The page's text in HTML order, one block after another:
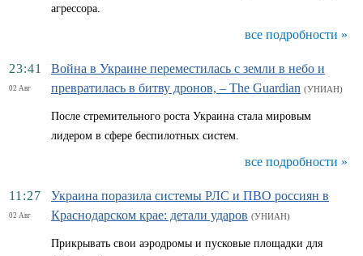
агрессора.
все подробности »
23:41
02 Авг
Война в Украине переместилась с земли в небо и
превратилась в битву дронов, – The Guardian (УНИАН)
После стремительного роста Украина стала мировым
лидером в сфере беспилотных систем.
все подробности »
11:27
02 Авг
Украина поразила системы РЛС и ПВО россиян в
Краснодарском крае: детали ударов (УНИАН)
Прикрывать свои аэродромы и пусковые площадки для